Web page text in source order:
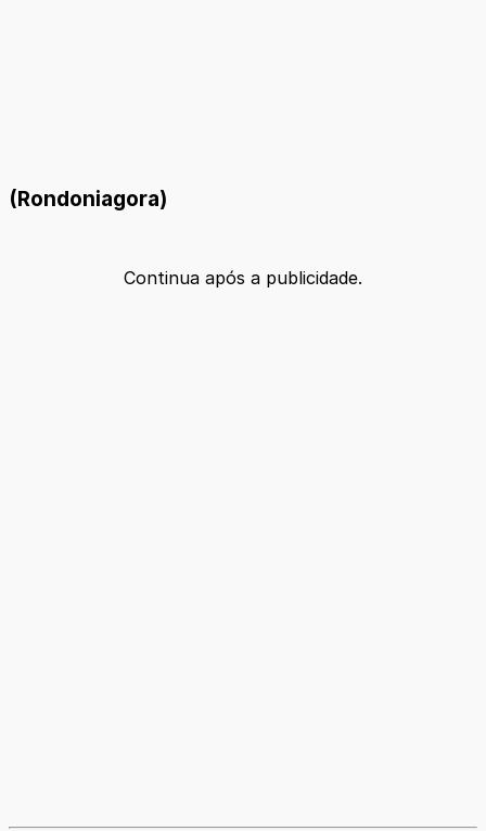
(Rondoniagora)
Continua após a publicidade.